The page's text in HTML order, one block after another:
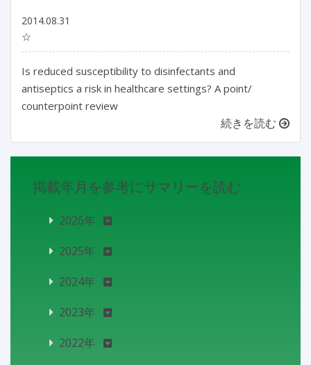
2014.08.31
☆
Is reduced susceptibility to disinfectants and
antiseptics a risk in healthcare settings? A point/
counterpoint review
続きを読む
掲載年月を参考にサマリーを読む
2026年
2025年
2024年
2023年
2022年